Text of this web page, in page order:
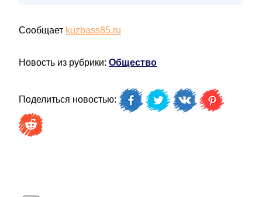
Сообщает kuzbass85.ru
Новость из рубрики: Общество
Поделиться новостью: